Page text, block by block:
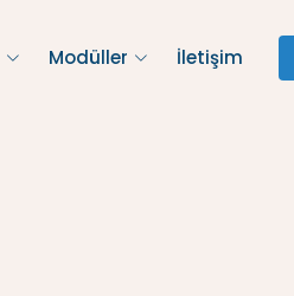
Modüller İletişim